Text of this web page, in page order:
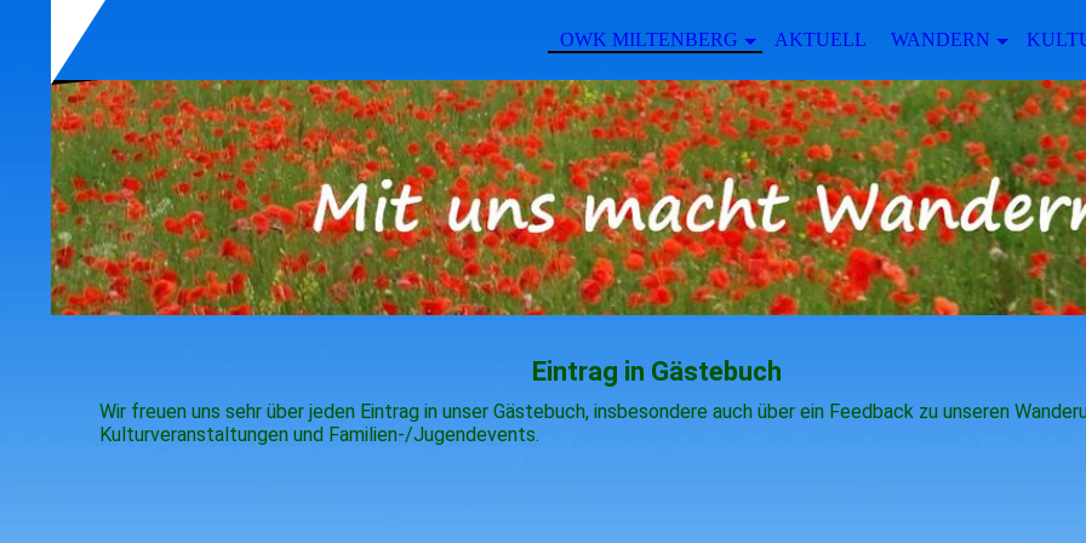
OWK MILTENBERG AKTUELL WANDERN
Eintrag in Gästebuch
Wir freuen uns sehr über jeden Eintrag in unser Gästebuch, insbesondere auch über ein Feedback zu unseren
Kulturveranstaltungen und Familien-/Jugendevents.